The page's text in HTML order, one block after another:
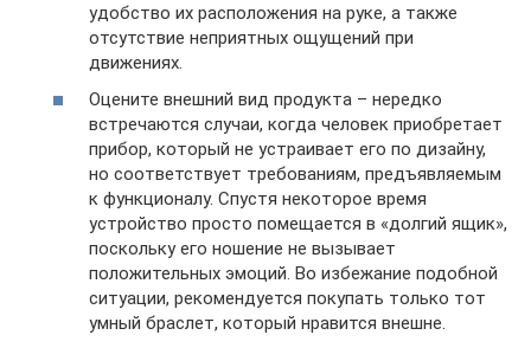
удобство их расположения на руке, а также
отсутствие неприятных ощущений при
движениях.
Оцените внешний вид продукта – нередко
встречаются случаи, когда человек приобретает
прибор, который не устраивает его по дизайну,
но соответствует требованиям, предъявляемым
к функционалу. Спустя некоторое время
устройство просто помещается в «долгий ящик»,
поскольку его ношение не вызывает
положительных эмоций. Во избежание подобной
ситуации, рекомендуется покупать только тот
умный браслет, который нравится внешне.